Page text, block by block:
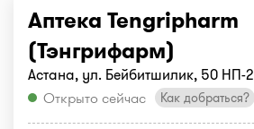
Аптека Tengripharm
(Тэнгрифарм)
Астана, ул. Бейбитшилик, 50 НП-2
Открыто сейчас
Как добраться?